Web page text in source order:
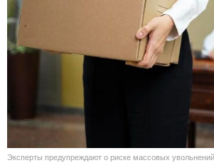
В МИРЕ
ОБЩЕСТВО
КУЛЬТУРА
Эксперты предупреждают о риске массовых